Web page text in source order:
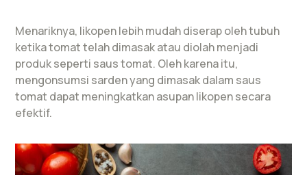
Menariknya, likopen lebih mudah diserap oleh tubuh
ketika tomat telah dimasak atau diolah menjadi
produk seperti saus tomat. Oleh karena itu,
mengonsumsi sarden yang dimasak dalam saus
tomat dapat meningkatkan asupan likopen secara
efektif.